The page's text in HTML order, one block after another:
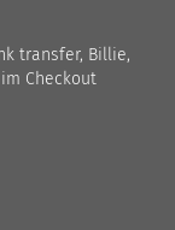
transfer, Billie,
Checkout